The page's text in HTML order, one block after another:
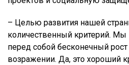
– Целью развития нашей
количественный критерий.
перед собой бесконечный
возражении. Да, это хороший